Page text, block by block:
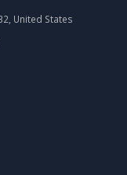
United States